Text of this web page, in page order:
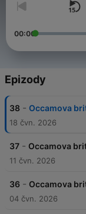
00:00
Epizody
38 - Occamova
18 čvn. 2026
37 - Occamova
11 čvn. 2026
36 - Occamova
04 čvn. 2026